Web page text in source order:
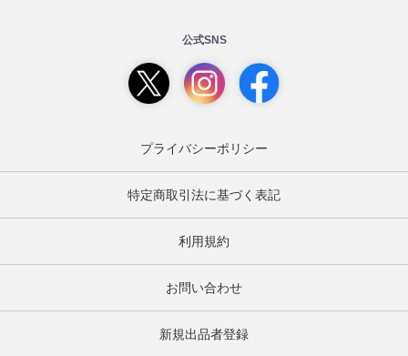
公式SNS
プライバシーポリシー
特定商取引法に基づく表記
利用規約
お問い合わせ
新規出品者登録